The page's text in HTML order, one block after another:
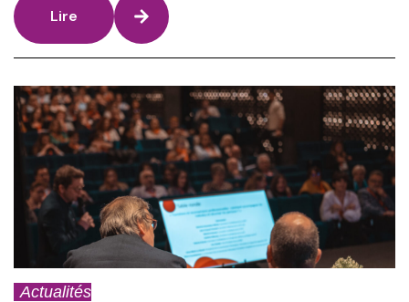
Lire
Actualités